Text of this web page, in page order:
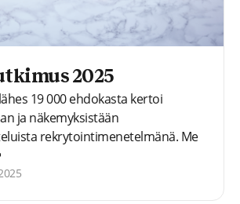
2025
19 000 ehdokasta kertoi
ja näkemyksistään
rekrytointimenetelmänä. Me
joten kysyimme. Ja lähes 19 000
maailmaa vastasi.